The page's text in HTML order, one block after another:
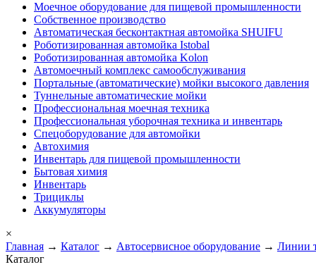
Моечное оборудование для пищевой промышленности
Собственное производство
Автоматическая бесконтактная автомойка SHUIFU
Роботизированная автомойка Istobal
Роботизированная автомойка Kolon
Автомоечный комплекс самообслуживания
Портальные (автоматические) мойки высокого давления
Туннельные автоматические мойки
Профессиональная моечная техника
Профессиональная уборочная техника и инвентарь
Спецоборудование для автомойки
Автохимия
Инвентарь для пищевой промышленности
Бытовая химия
Инвентарь
Трициклы
Аккумуляторы
×
Главная → Каталог → Автосервисное оборудование → Линии
Каталог